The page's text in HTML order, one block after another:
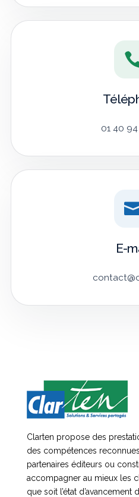
01 40
E-
Clarten propose des
des compétences
partenaires éditeurs ou
accompagner au mieux les
que soit l’état d’avancement